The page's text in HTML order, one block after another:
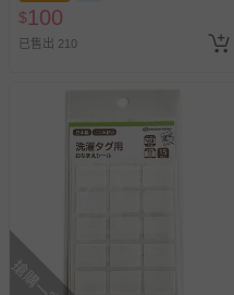
$100
已售出 210